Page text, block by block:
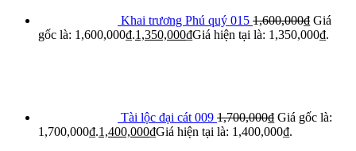
Khai trương Phú quý 015 1,600,000₫ Giá
gốc là: 1,600,000₫.1,350,000₫Giá hiện tại là: 1,350,000₫.
Tài lộc đại cát 009 1,700,000₫ Giá gốc là:
1,700,000₫.1,400,000₫Giá hiện tại là: 1,400,000₫.